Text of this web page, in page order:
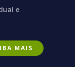
e
MAIS